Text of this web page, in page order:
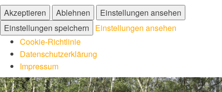
Akzeptieren
Ablehnen
Einstellungen ansehen
Einstellungen speichern
Einstellungen ansehen
Cookie-Richtlinie
Datenschutzerklärung
Impressum